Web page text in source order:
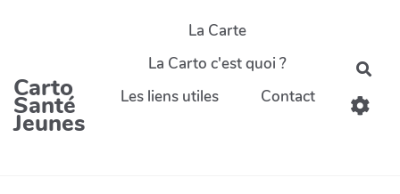
Carto
Santé
Jeunes
La Carte
La Carto c'est quoi ?
Les liens utiles
Contact